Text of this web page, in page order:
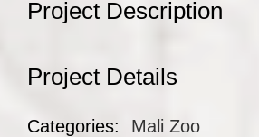
Project Description
Project Details
Categories:
Mali Zoo